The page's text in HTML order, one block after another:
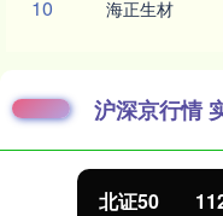
10 海正生材
沪深京行情
北证50